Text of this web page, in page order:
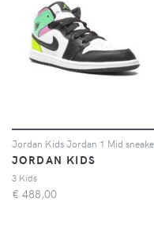
JORDAN KIDS
3 Kids
€ 488,00